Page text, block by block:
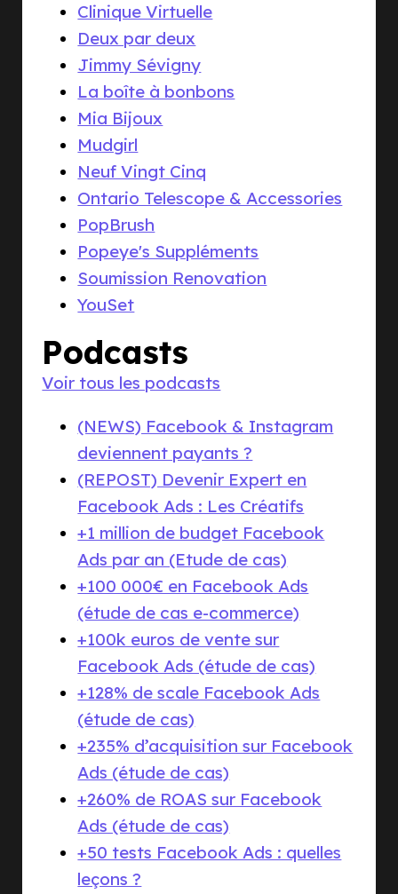
Clinique Virtuelle
Deux par deux
Jimmy Sévigny
La boîte à bonbons
Mia Bijoux
Mudgirl
Neuf Vingt Cinq
Ontario Telescope & Accessories
PopBrush
Popeye's Suppléments
Soumission Renovation
YouSet
Podcasts
Voir tous les podcasts
(NEWS) Facebook & Instagram
deviennent payants ?
(REPOST) Devenir Expert en
Facebook Ads : Les Créatifs
+1 million de budget Facebook
Ads par an (Etude de cas)
+100 000€ en Facebook Ads
(étude de cas e-commerce)
+100k euros de vente sur
Facebook Ads (étude de cas)
+128% de scale Facebook Ads
(étude de cas)
+235% d’acquisition sur Facebook
Ads (étude de cas)
+260% de ROAS sur Facebook
Ads (étude de cas)
+50 tests Facebook Ads : quelles
leçons ?